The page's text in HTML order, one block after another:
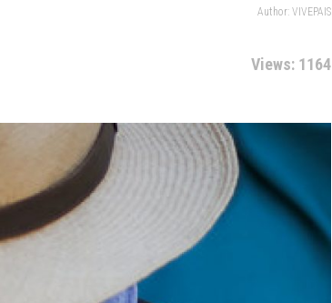
Author: VIVEPAIS
Views: 1164